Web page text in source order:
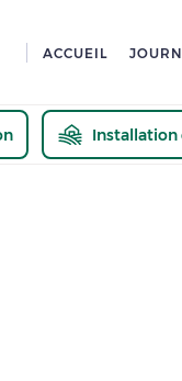
ACCUEIL
Installation